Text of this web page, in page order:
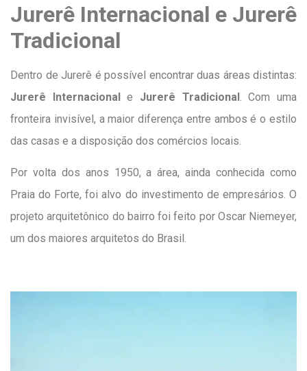
Jurerê Internacional e Jurerê
Tradicional
Dentro de Jurerê é possível encontrar duas áreas distintas:
Jurerê Internacionale Jurerê Tradicional. Com uma
fronteira invisível, a maior diferença entre ambos é o estilo
das casas e a disposição dos comércios locais.
Por volta dos anos 1950, a área, ainda conhecida como
Praia do Forte, foi alvo do investimento de empresários. O
projeto arquitetônico do bairro foi feito por Oscar Niemeyer,
um dos maiores arquitetos do Brasil.